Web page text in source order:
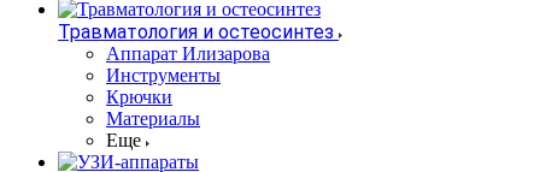
Травматология и остеосинтез
Аппарат Илизарова
Инструменты
Крючки
Материалы
Еще